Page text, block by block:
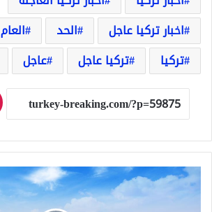
اخبار تركيا عاجل
الحد العام
تركيا
تركيا عاجل عاجل
اسطنبول
اجراء
جديد